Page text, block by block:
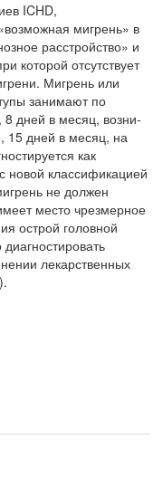
ICHD,
мигрень» в
расстройство» и
которой от­сутствует
Мигрень или
занимают по
8 дней в месяц, возни­
15 дней в месяц, на
как
новой классификацией
не должен
место чрезмерное
острой головной
лекарственных